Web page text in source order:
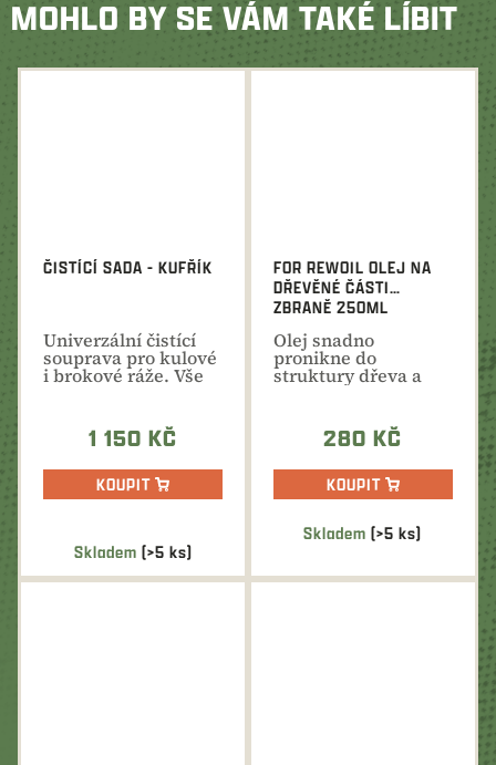
MOHLO BY SE VÁM TAKÉ LÍBIT
Skladem (>5 ks)
ČISTÍCÍ SADA - KUFŘÍK
Univerzální čistící
souprava pro kulové
i brokové ráže. Vše
1 150 KČ
KOUPIT
Průměrné
produktu
Skladem(>5 ks)
FOR REWOIL OLEJ NA
DŘEVĚNÉ ČÁSTI
ZBRANĚ 250ML
Olej snadno
pronikne do
struktury dřeva a
tím zvyšuje jeho
280 KČ
KOUPIT